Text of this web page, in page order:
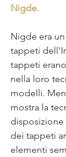
Nigde.
Nigde era
tappeti
tappeti
nella loro
modelli.
mostra la
disposizione
dei tappeti
elementi